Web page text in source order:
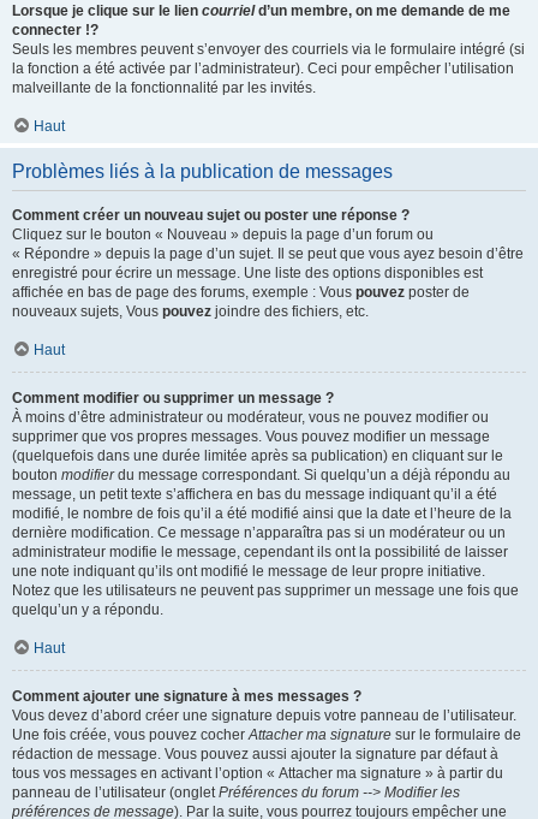
Lorsque je clique sur le lien courrield’un membre, on me demande de me
connecter !?
Seuls les membres peuvent s’envoyer des courriels via le formulaire intégré (si
la fonction a été activée par l’administrateur). Ceci pour empêcher l’utilisation
malveillante de la fonctionnalité par les invités.
Haut
Problèmes liés à la publication de messages
Comment créer un nouveau sujet ou poster une réponse ?
Cliquez sur le bouton « Nouveau » depuis la page d’un forum ou
« Répondre » depuis la page d’un sujet. Il se peut que vous ayez besoin d’être
enregistré pour écrire un message. Une liste des options disponibles est
affichée en bas de page des forums, exemple : Vous pouvez poster de
nouveaux sujets, Vous pouvez joindre des fichiers, etc.
Haut
Comment modifier ou supprimer un message ?
À moins d’être administrateur ou modérateur, vous ne pouvez modifier ou
supprimer que vos propres messages. Vous pouvez modifier un message
(quelquefois dans une durée limitée après sa publication) en cliquant sur le
bouton modifierdu message correspondant. Si quelqu’un a déjà répondu au
message, un petit texte s’affichera en bas du message indiquant qu’il a été
modifié, le nombre de fois qu’il a été modifié ainsi que la date et l’heure de la
dernière modification. Ce message n’apparaîtra pas si un modérateur ou un
administrateur modifie le message, cependant ils ont la possibilité de laisser
une note indiquant qu’ils ont modifié le message de leur propre initiative.
Notez que les utilisateurs ne peuvent pas supprimer un message une fois que
quelqu’un y a répondu.
Haut
Comment ajouter une signature à mes messages ?
Vous devez d’abord créer une signature depuis votre panneau de l’utilisateur.
Une fois créée, vous pouvez cocherAttacher ma signature sur le formulaire de
rédaction de message. Vous pouvez aussi ajouter la signature par défaut à
tous vos messages en activant l’option « Attacher ma signature » à partir du
panneau de l’utilisateur (ongletPréférences du forum --> Modifier les
préférences de message). Par la suite, vous pourrez toujours empêcher une